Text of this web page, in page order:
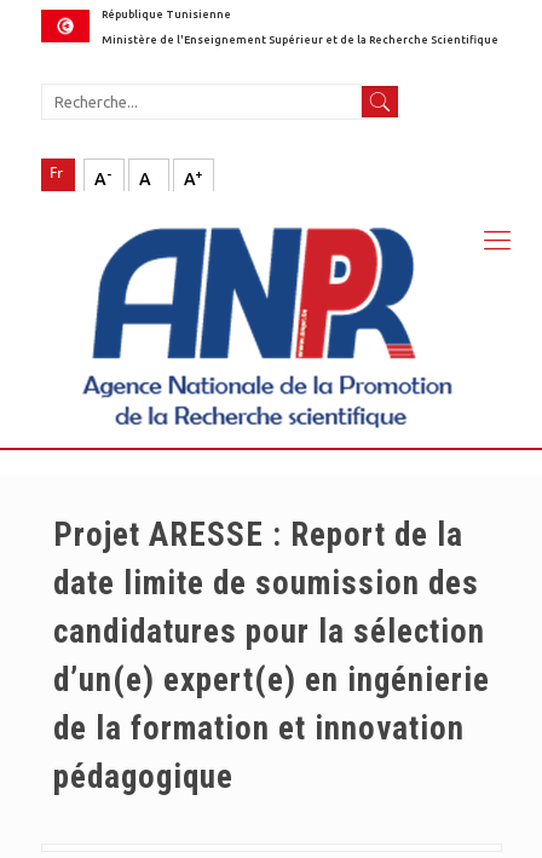
République Tunisienne
Ministère de l'Enseignement Supérieur et de la Recherche Scientifique
A- A A+
Projet ARESSE : Report de la
date limite de soumission des
candidatures pour la sélection
d’un(e) expert(e) en ingénierie
de la formation et innovation
pédagogique